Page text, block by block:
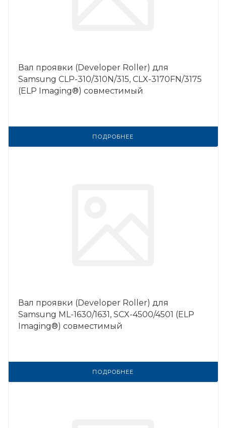
Вал проявки (Developer Roller) для
Samsung CLP-310/310N/315, CLX-3170FN/3175
(ELP Imaging®) совместимый
ПОДРОБНЕЕ
Вал проявки (Developer Roller) для
Samsung ML-1630/1631, SCX-4500/4501 (ELP
Imaging®) совместимый
ПОДРОБНЕЕ